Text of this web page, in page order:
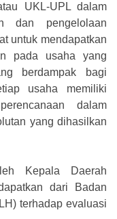
UKL-UPL dalam
dan pengelolaan
untuk mendapatkan
pada usaha yang
berdampak bagi
usaha memiliki
dalam
yang dihasilkan
Kepala Daerah
dari Badan
terhadap evaluasi